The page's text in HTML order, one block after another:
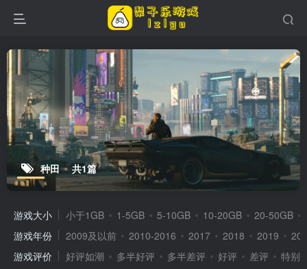
种田 共1篇
游戏大小 小于1GB 1-5GB 5-10GB 10-20GB 20-50GB
游戏年份
2009及以前 2010-2016 2017 2018 2019
游戏评价
好评如潮 多半好评 多半差评 好评 差评
特别